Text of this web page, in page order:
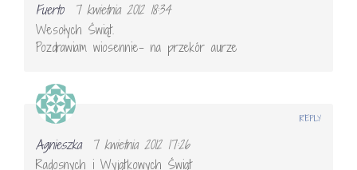
Fuerto
7 kwietnia 2012 18:34
Wesołych Świąt.
Pozdrawiam wiosennie- na przekór aurze
Agnieszka
7 kwietnia 2012 17:26
Radosnych i Wyjątkowych Świąt
REPLY